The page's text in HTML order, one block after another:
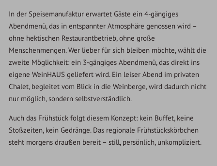
In der Speisemanufaktur erwartet Gäste ein 4-gängiges
Abendmenü, das in entspannter Atmosphäre genossen wird –
ohne hektischen Restaurantbetrieb, ohne große
Menschenmengen. Wer lieber für sich bleiben möchte, wählt die
zweite Möglichkeit: ein 3-gängiges Abendmenü, das direkt ins
eigene WeinHAUS geliefert wird. Ein leiser Abend im privaten
Chalet, begleitet vom Blick in die Weinberge, wird dadurch nicht
nur möglich, sondern selbstverständlich.
Auch das Frühstück folgt diesem Konzept: kein Buffet, keine
Stoßzeiten, kein Gedränge. Das regionale Frühstückskörbchen
steht morgens draußen bereit – still, persönlich, unkompliziert.